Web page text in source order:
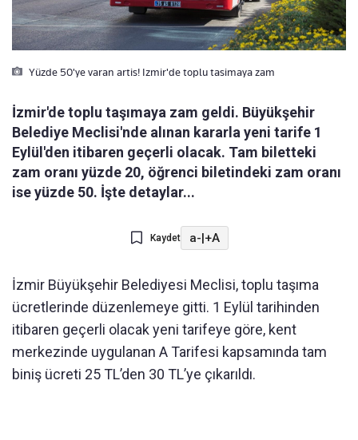
Yüzde 50'ye varan artis! Izmir'de toplu tasimaya zam
İzmir'de toplu taşımaya zam geldi. Büyükşehir
Belediye Meclisi'nde alınan kararla yeni tarife 1
Eylül'den itibaren geçerli olacak. Tam biletteki
zam oranı yüzde 20, öğrenci biletindeki zam oranı
ise yüzde 50. İşte detaylar...
Kaydet a-|+A
İzmir Büyükşehir Belediyesi Meclisi, toplu taşıma
ücretlerinde düzenlemeye gitti. 1 Eylül tarihinden
itibaren geçerli olacak yeni tarifeye göre, kent
merkezinde uygulanan A Tarifesi kapsamında tam
biniş ücreti 25 TL’den 30 TL’ye çıkarıldı.